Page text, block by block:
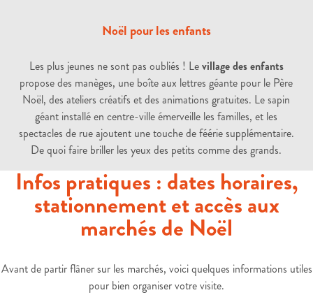
Noël pour les enfants
Les plus jeunes ne sont pas oubliés ! Levillage des enfants
propose des manèges, une boîte aux lettres géante pour le Père
Noël, des ateliers créatifs et des animations gratuites. Le sapin
géant installé en centre-ville émerveille les familles, et les
spectacles de rue ajoutent une touche de féérie supplémentaire.
De quoi faire briller les yeux des petits comme des grands.
Infos pratiques : dates horaires,
stationnement et accès aux
marchés de Noël
Avant de partir flâner sur les marchés, voici quelques informations utiles
pour bien organiser votre visite.